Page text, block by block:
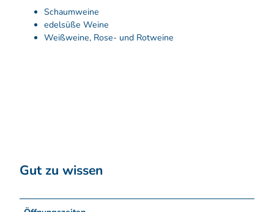
Schaumweine
edelsüße Weine
Weißweine, Rose- und Rotweine
Gut zu wissen